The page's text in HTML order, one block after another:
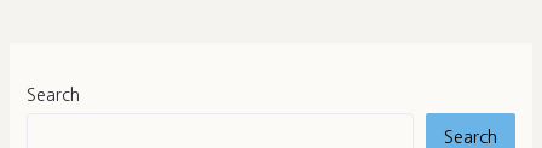
Search
Search